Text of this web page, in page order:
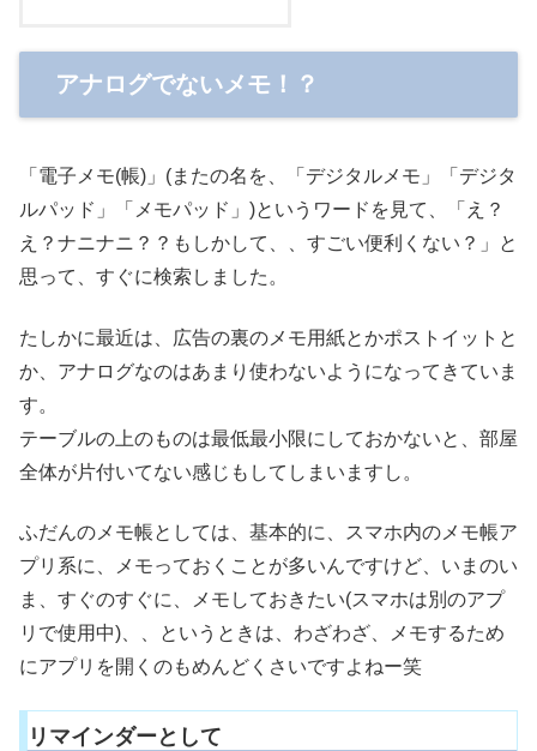
アナログでないメモ！？
「電子メモ(帳)」(またの名を、「デジタルメモ」「デジタ
ルパッド」「メモパッド」)というワードを見て、「え？
え？ナニナニ？？もしかして、、すごい便利くない？」と
思って、すぐに検索しました。
たしかに最近は、広告の裏のメモ用紙とかポストイットと
か、アナログなのはあまり使わないようになってきていま
す。
テーブルの上のものは最低最小限にしておかないと、部屋
全体が片付いてない感じもしてしまいますし。
ふだんのメモ帳としては、基本的に、スマホ内のメモ帳ア
プリ系に、メモっておくことが多いんですけど、いまのい
ま、すぐのすぐに、メモしておきたい(スマホは別のアプ
リで使用中)、、というときは、わざわざ、メモするため
にアプリを開くのもめんどくさいですよねー笑
リマインダーとして